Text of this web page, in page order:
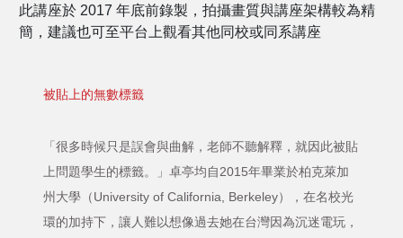
此講座於 2017 年底前錄製，拍攝畫質與講座架構較為精
簡，建議也可至平台上觀看其他同校或同系講座
被貼上的無數標籤
「很多時候只是誤會與曲解，老師不聽解釋，就因此被貼
上問題學生的標籤。」卓亭均自2015年畢業於柏克萊加
州大學（University of California, Berkeley），在名校光
環的加持下，讓人難以想像過去她在台灣因為沉迷電玩，